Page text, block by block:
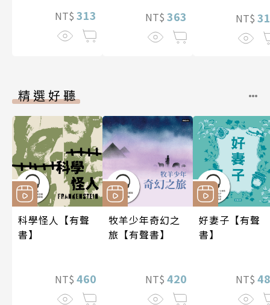
NT$ 313
動」，遠離小腹
凸出、肩頸僵
硬、慢性疼痛
NT$ 363 NT$
精選好聽
科學怪人【有聲
書】
NT$ 460
牧羊少年奇幻之
旅【有聲書】
NT$ 420
好妻子【有聲
書】
NT$